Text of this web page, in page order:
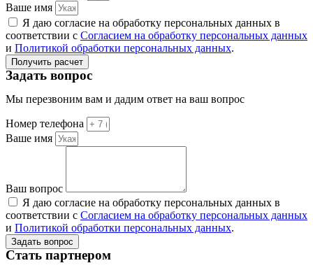
Ваше имя
Я даю согласие на обработку персональных данных в
соответствии с Согласием на обработку персональных данных
и Политикой обработки персональных данных.
Получить расчет
Задать вопрос
Мы перезвоним вам и дадим ответ на ваш вопрос
Номер телефона
Ваше имя
Ваш вопрос
Я даю согласие на обработку персональных данных в
соответствии с Согласием на обработку персональных данных
и Политикой обработки персональных данных.
Задать вопрос
Стать партнером